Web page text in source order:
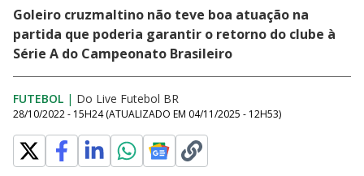
Goleiro cruzmaltino não teve boa atuação na
partida que poderia garantir o retorno do clube à
Série A do Campeonato Brasileiro
FUTEBOL | Do Live Futebol BR
28/10/2022 - 15H24 (ATUALIZADO EM 04/11/2025 - 12H53)